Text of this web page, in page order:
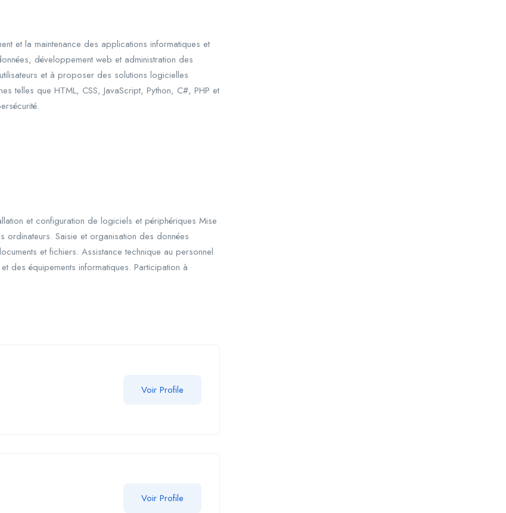
et la maintenance des applications informatiques et
développement web et administration des
et à proposer des solutions logicielles
telles que HTML, CSS, JavaScript, Python, C#, PHP et
et configuration de logiciels et périphériques Mise
Saisie et organisation des données
et fichiers. Assistance technique au personnel
des équipements informatiques. Participation à
Voir Profile
Voir Profile